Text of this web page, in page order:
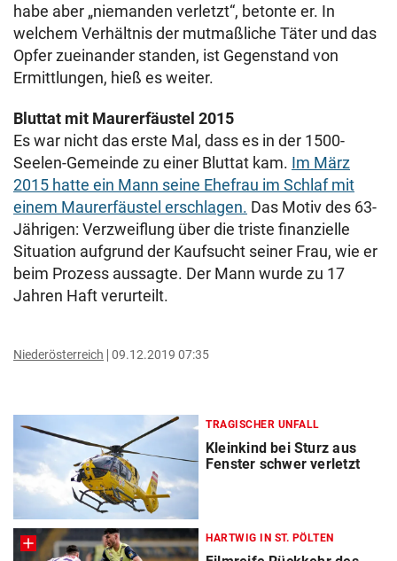
habe aber „niemanden verletzt“, betonte er. In
welchem Verhältnis der mutmaßliche Täter und das
Opfer zueinander standen, ist Gegenstand von
Ermittlungen, hieß es weiter.
Bluttat mit Maurerfäustel 2015
Es war nicht das erste Mal, dass es in der 1500-
Seelen-Gemeinde zu einer Bluttat kam. Im März
2015 hatte ein Mann seine Ehefrau im Schlaf mit
einem Maurerfäustel erschlagen. Das Motiv des 63-
Jährigen: Verzweiflung über die triste finanzielle
Situation aufgrund der Kaufsucht seiner Frau, wie er
beim Prozess aussagte. Der Mann wurde zu 17
Jahren Haft verurteilt.
Niederösterreich 09.12.2019 07:35
TRAGISCHER UNFALL
Kleinkind bei Sturz aus
Fenster schwer verletzt
HARTWIG IN ST. PÖLTEN